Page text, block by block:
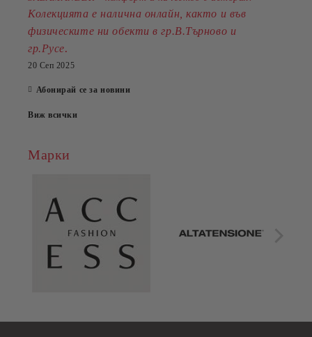
Колекцията е налична онлайн, както и във
физическите ни обекти в гр.В.Търново и
гр.Русе.
20 Сеп 2025
Абонирай се за новини
Виж всички
Марки